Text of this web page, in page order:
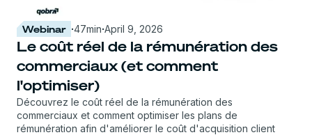
Webinar ·47min·April 9, 2026
Le coût réel de la rémunération des
commerciaux (et comment
l'optimiser)
Découvrez le coût réel de la rémunération des
commerciaux et comment optimiser les plans de
rémunération afin d'améliorer le coût d'acquisition client